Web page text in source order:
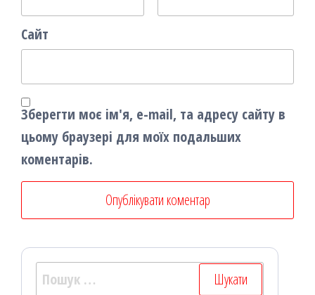
Сайт
Зберегти моє ім'я, e-mail, та адресу сайту в
цьому браузері для моїх подальших
коментарів.
Пошук: